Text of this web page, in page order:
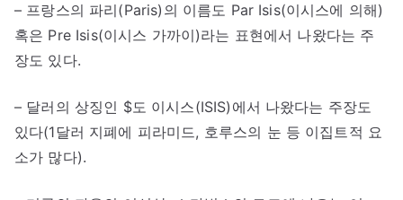
– 프랑스의 파리(Paris)의 이름도 Par Isis(이시스에 의해)
혹은 Pre Isis(이시스 가까이)라는 표현에서 나왔다는 주
장도 있다.
– 달러의 상징인 $도 이시스(ISIS)에서 나왔다는 주장도
있다(1달러 지폐에 피라미드, 호루스의 눈 등 이집트적 요
소가 많다).